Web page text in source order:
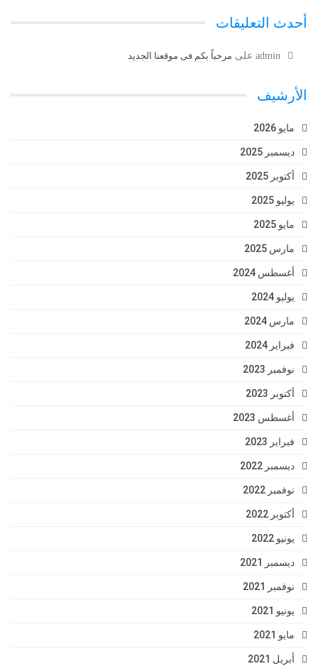
أحدث التعليقات
admin على مرحباً بكم فى موقعنا الجديد
الأرشيف
مايو 2026
ديسمبر 2025
أكتوبر 2025
يوليو 2025
مايو 2025
مارس 2025
أغسطس 2024
يوليو 2024
مارس 2024
فبراير 2024
نوفمبر 2023
أكتوبر 2023
أغسطس 2023
فبراير 2023
ديسمبر 2022
نوفمبر 2022
أكتوبر 2022
يونيو 2022
ديسمبر 2021
نوفمبر 2021
يونيو 2021
مايو 2021
أبريل 2021